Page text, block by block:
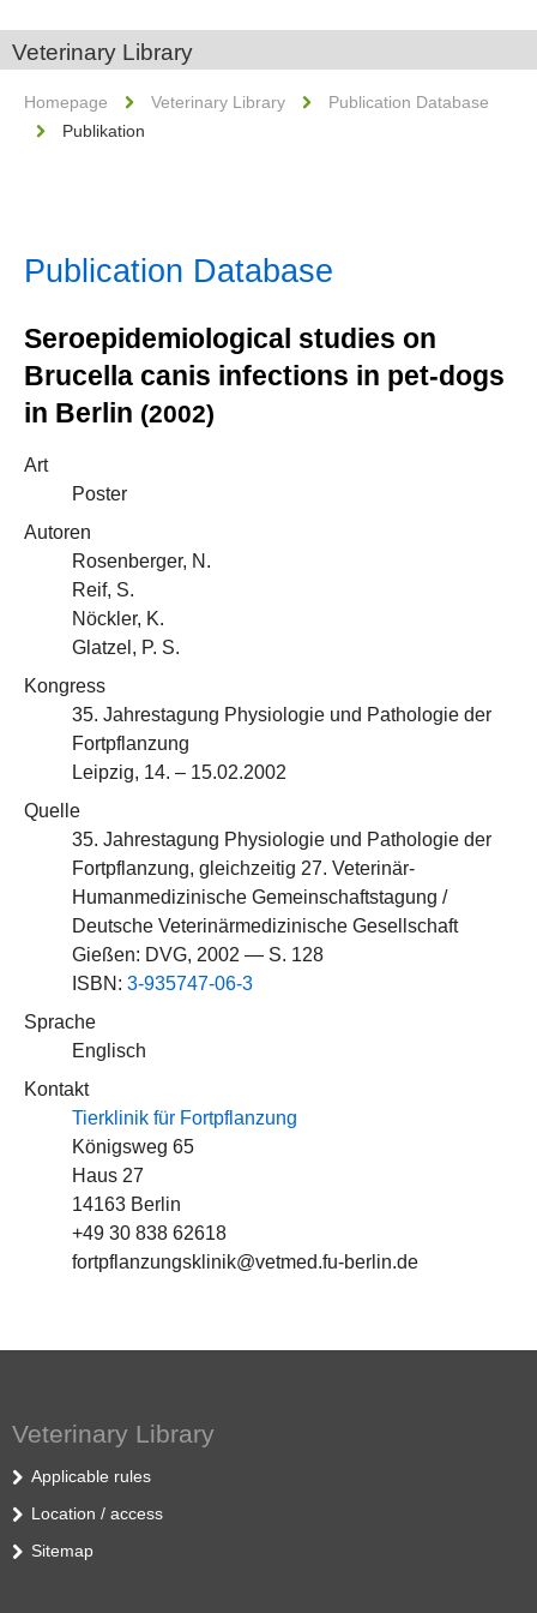
Veterinary Library
Homepage Veterinary Library
Publication Database
Publikation
Publication Database
Seroepidemiological studies on
Brucella canis infections in pet-dogs
in Berlin (2002)
Art
Poster
Autoren
Rosenberger, N.
Reif, S.
Nöckler, K.
Glatzel, P. S.
Kongress
35. Jahrestagung Physiologie und Pathologie der
Fortpflanzung
Leipzig, 14. – 15.02.2002
Quelle
35. Jahrestagung Physiologie und Pathologie der
Fortpflanzung, gleichzeitig 27. Veterinär-
Humanmedizinische Gemeinschaftstagung /
Deutsche Veterinärmedizinische Gesellschaft
Gießen: DVG, 2002 — S. 128
ISBN: 3-935747-06-3
Sprache
Englisch
Kontakt
Tierklinik für Fortpflanzung
Königsweg 65
Haus 27
14163 Berlin
+49 30 838 62618
fortpflanzungsklinik@vetmed.fu-berlin.de
Veterinary Library
Applicable rules
Location / access
Sitemap